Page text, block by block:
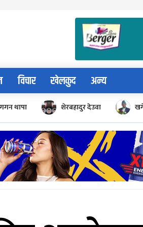
विचार खेलकुद अन्य
गगन थापा शेरबहादुर देउवा